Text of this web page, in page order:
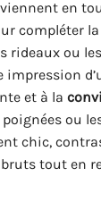
en
compléter
rideaux ou
impression
et à la
ou
chic,
tout en